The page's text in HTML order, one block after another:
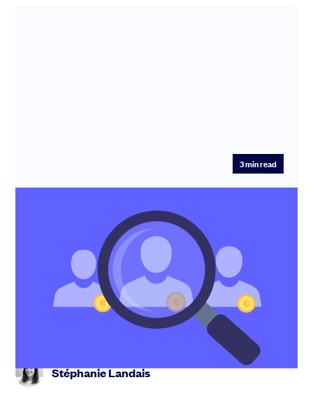
3min read
Comment trouver un investisseurs lead
pour votre startup ?
Si vous préparez une levée de fonds, vous avez
probablement entendu dire qu’il vous faut un
investisseur lead (investiss...
Stéphanie Landais